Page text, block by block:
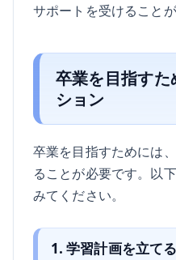
サポートを受けることが
卒業を目指す
ション
卒業を目指すためには
ることが必要です。以
みてください。
1. 学習計画を立てる